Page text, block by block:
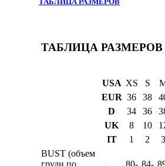
ТАБЛИЦА РАЗМЕРОВ
USA XS S
EUR 36 38
D
34 36
UK
8 10
IT
1 2
BUST (объем
груди по
80- 84-